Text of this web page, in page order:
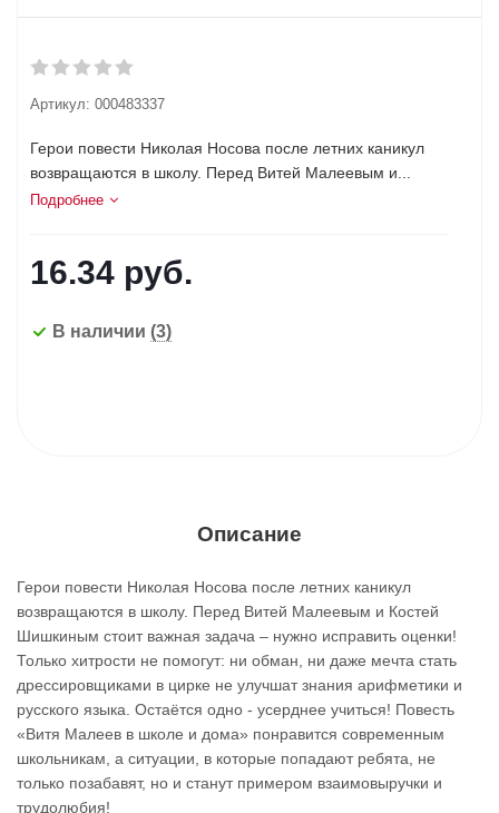
Артикул: 000483337
Герои повести Николая Носова после летних каникул
возвращаются в школу. Перед Витей Малеевым и...
Подробнее
16.34 руб.
В наличии (3)
Описание
Герои повести Николая Носова после летних каникул
возвращаются в школу. Перед Витей Малеевым и Костей
Шишкиным стоит важная задача – нужно исправить оценки!
Только хитрости не помогут: ни обман, ни даже мечта стать
дрессировщиками в цирке не улучшат знания арифметики и
русского языка. Остаётся одно - усерднее учиться! Повесть
«Витя Малеев в школе и дома» понравится современным
школьникам, а ситуации, в которые попадают ребята, не
только позабавят, но и станут примером взаимовыручки и
трудолюбия!